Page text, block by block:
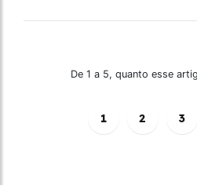
De 1 a 5, quanto esse
1 2 3